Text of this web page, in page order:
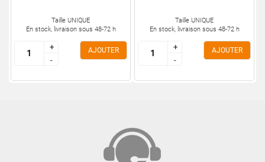
Taille UNIQUE
En stock, livraison sous 48-72 h
+
-
+
-
AJOUTER
Taille UNIQUE
En stock, livraison sous 48-72 h
+
-
+
-
AJOUTER